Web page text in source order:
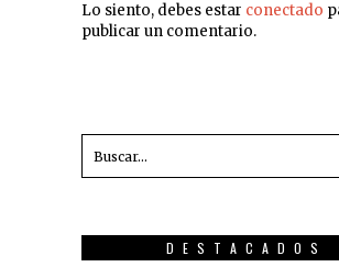
Lo siento, debes estar conectado
publicar un comentario.
DESTACADOS